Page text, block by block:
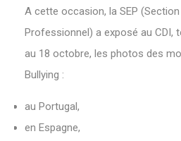
A cette occasion, la SEP (Section
Professionnel) a exposé au CDI,
au 18 octobre, les photos des
Bullying :
au Portugal,
en Espagne,